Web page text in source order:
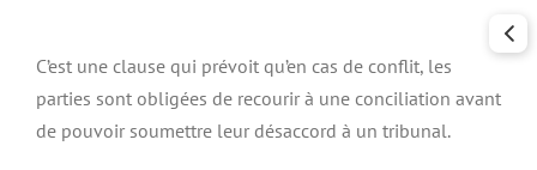
C’est une clause qui prévoit qu’en cas de conflit, les
parties sont obligées de recourir à une conciliation avant
de pouvoir soumettre leur désaccord à un tribunal.